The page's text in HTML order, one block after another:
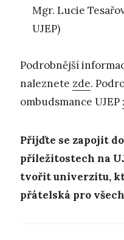
Mgr. Lucie
UJEP)
Podrobnější
naleznete zde.
ombudsmance UJEP
Přijďte se zapojit
příležitostech na
tvořit univerzitu,
přátelská pro